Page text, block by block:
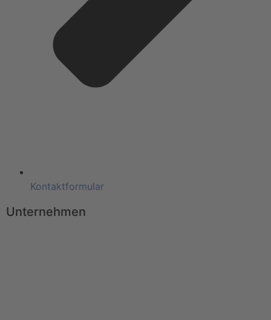
Kontaktformular
Unternehmen